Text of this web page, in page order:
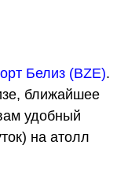
Белиз (BZE).
ближайшее
удобный
на атолл